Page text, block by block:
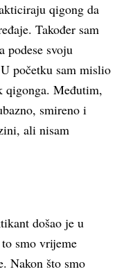
qigong da
Također sam
podese svoju
početku sam mislio
qigonga. Međutim,
smireno i
ali nisam
došao je u
smo vrijeme
Nakon što smo